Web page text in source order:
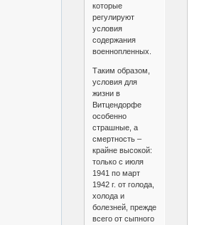
которые
регулируют
условия
содержания
военнопленных.
Таким образом,
условия для
жизни в
Витцендорфе
особенно
страшные, а
смертность –
крайне высокой:
только с июля
1941 по март
1942 г. от голода,
холода и
болезней, прежде
всего от сыпного